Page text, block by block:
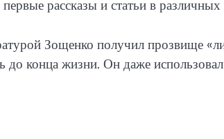
рассказы и статьи в
Зощенко получил прозвище
до конца жизни. Он даже